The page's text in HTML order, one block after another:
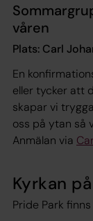
våren
Plats: Carl
En
eller tycker att
skapar vi
oss på ytan så
Anmälan via
Kyrkan
Pride Park